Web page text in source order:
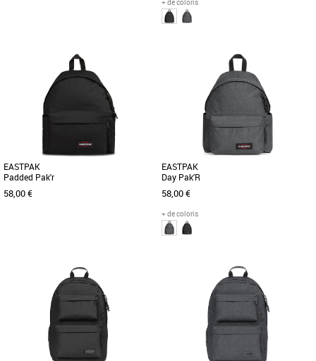
Nouvelle collection Eastpak
Ce sac à dos emblématique Padded
Pak'r dans un coloris Black Denim :
style classique, conçu pour le [...]
+ de coloris
Nouvelle collection Eastpak
Le sac à dos Eastpak Day Pak'r est
l’accessoire idéal pour accompagner
votre quotidien, alliant simplicité, [...]
EASTPAK
Padded Pak'r
58,00 €
Nouvelle collection Eastpak
Ce sac à dos emblématique Padded
Pak'r dans un coloris Black : style
classique, conçu pour le confort Plus
EASTPAK
Day Pak'R
58,00 €
+ de coloris
Nouvelle collection Eastpak
Ce sac à dos emblématique Padded
Pak'r dans un coloris Black Denim :
style classique, conçu pour le [...]